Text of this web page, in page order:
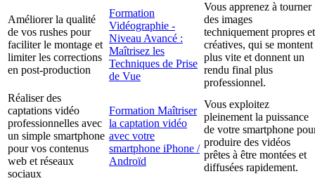
Améliorer la qualité
de vos rushes pour
faciliter le montage et
limiter les corrections
en post-production
Formation
Vidéographie -
Niveau Avancé :
Maîtrisez les
Techniques de Prise
de Vue
Vous apprenez à tourner
des images
techniquement propres et
créatives, qui se montent
plus vite et donnent un
rendu final plus
professionnel.
Réaliser des
captations vidéo
professionnelles avec
un simple smartphone
pour vos contenus
web et réseaux
sociaux
Formation Maîtriser
la captation vidéo
avec votre
smartphone iPhone /
Androïd
Vous exploitez
pleinement la puissance
de votre smartphone
produire des vidéos
prêtes à être montées et
diffusées rapidement.